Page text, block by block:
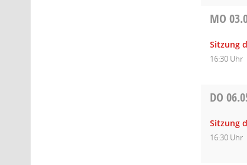
MO
Sitzung
16:30 Uhr
DO
Sitzung
16:30 Uhr